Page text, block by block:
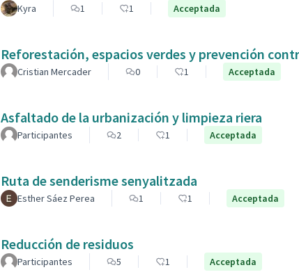
Kyra 1 1 Acceptada
Reforestación, espacios verdes y prevención
Cristian Mercader 0 1 Acceptada
Asfaltado de la urbanización y limpieza riera
Participantes 2 1 Acceptada
Ruta de senderisme senyalitzada
Esther Sáez Perea 1 1 Acceptada
Reducción de residuos
Participantes 5 1 Acceptada